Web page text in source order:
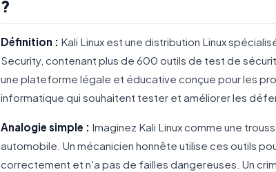
?
Définition : Kali Linux est une distribution Linux
Security, contenant plus de 600 outils de test de
une plateforme légale et éducative conçue pour les
informatique qui souhaitent tester et améliorer les
Analogie simple : Imaginez Kali Linux comme une
automobile. Un mécanicien honnête utilise ces outils
correctement et n'a pas de failles dangereuses. Un